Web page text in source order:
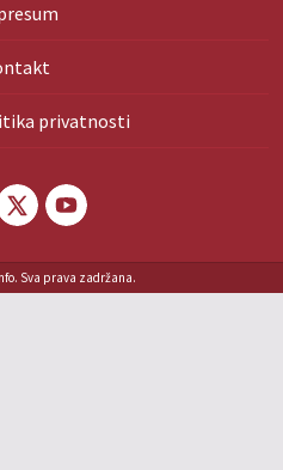
privatnosti
Sva prava zadržana.